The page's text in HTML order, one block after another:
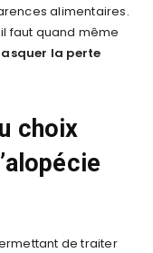
alimentaires.
faut quand même
la perte
choix
de traiter